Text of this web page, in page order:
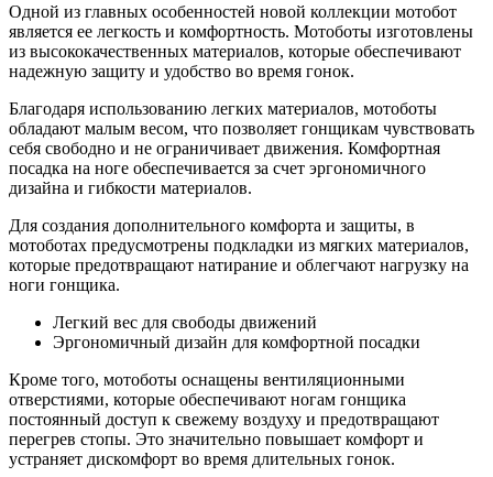
Одной из главных особенностей новой коллекции мотобот
является ее легкость и комфортность. Мотоботы изготовлены
из высококачественных материалов, которые обеспечивают
надежную защиту и удобство во время гонок.
Благодаря использованию легких материалов, мотоботы
обладают малым весом, что позволяет гонщикам чувствовать
себя свободно и не ограничивает движения. Комфортная
посадка на ноге обеспечивается за счет эргономичного
дизайна и гибкости материалов.
Для создания дополнительного комфорта и защиты, в
мотоботах предусмотрены подкладки из мягких материалов,
которые предотвращают натирание и облегчают нагрузку на
ноги гонщика.
Легкий вес для свободы движений
Эргономичный дизайн для комфортной посадки
Кроме того, мотоботы оснащены вентиляционными
отверстиями, которые обеспечивают ногам гонщика
постоянный доступ к свежему воздуху и предотвращают
перегрев стопы. Это значительно повышает комфорт и
устраняет дискомфорт во время длительных гонок.